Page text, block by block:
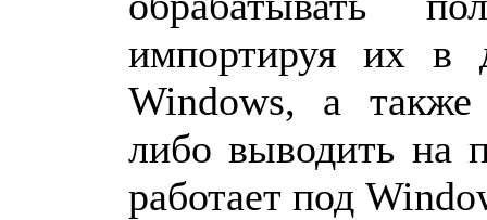
импортируя их в
Windows, а
либо выводить на
работает под